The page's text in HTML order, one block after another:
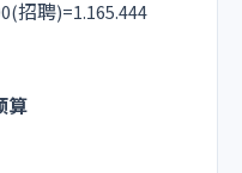
招聘)=1.165.444
算